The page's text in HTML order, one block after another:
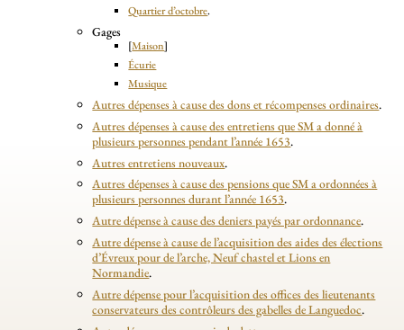
Quartier d’octobre.
Gages
[Maison]
Écurie
Musique
Autres dépenses à cause des dons et récompenses ordinaires.
Autres dépenses à cause des entretiens que SM a donné à
plusieurs personnes pendant l’année 1653.
Autres entretiens nouveaux.
Autres dépenses à cause des pensions que SM a ordonnées à
plusieurs personnes durant l’année 1653.
Autre dépense à cause des deniers payés par ordonnance.
Autre dépense à cause de l’acquisition des aides des élections
d’Évreux pour de l’arche, Neuf chastel et Lions en
Normandie.
Autre dépense pour l’acquisition des offices des lieutenants
conservateurs des contrôleurs des gabelles de Languedoc.